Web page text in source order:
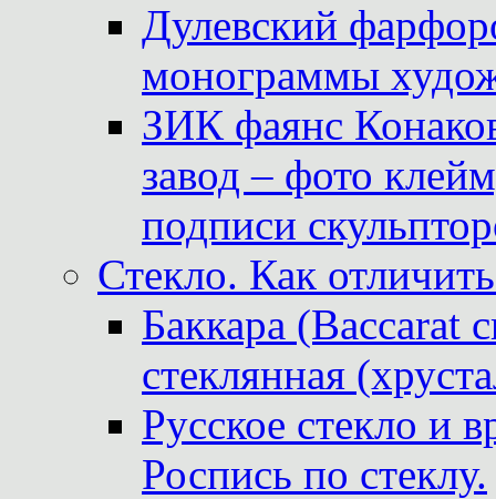
Дулевский
монограммы
ЗИК фаянс
завод – фото
подписи
Стекло. Как
Баккара (Baccarat
стеклянная
Русское стекло и
Роспись по стеклу.